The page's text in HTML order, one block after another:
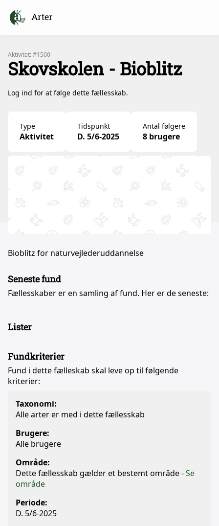
Arter
Aktivitet: #1500
Skovskolen - Bioblitz
Log ind for at følge dette fællesskab.
Type
Aktivitet
Tidspunkt
D. 5/6-2025
Antal følgere
8 brugere
Bioblitz for naturvejlederuddannelse
Seneste fund
Fællesskaber er en samling af fund. Her er de seneste:
Lister
Fundkriterier
Fund i dette fælleskab skal leve op til følgende
kriterier:
Taxonomi:
Alle arter er med i dette fællesskab
Brugere:
Alle brugere
Område:
Dette fællesskab gælder et bestemt område -Se
område
Periode:
D. 5/6-2025